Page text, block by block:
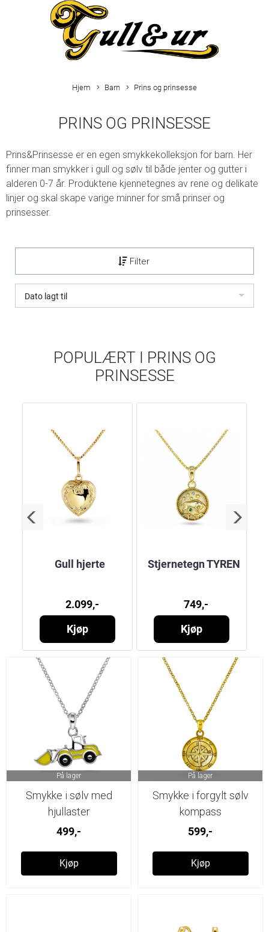
Hjem Barn Prins og prinsesse
PRINS OG PRINSESSE
Prins&Prinsesse er en egen smykkekolleksjon for barn. Her
finner man smykker i gull og sølv til både jenter og gutter i
alderen 0-7 år. Produktene kjennetegnes av rene og delikate
linjer og skal skape varige minner for små prinser og
prinsesser.
Filter
Dato lagt til
POPULÆRT I PRINS OG
PRINSESSE
Gull hjerte
2.099,-
Kjøp
Stjernetegn TYREN
749,-
Kjøp
På lager
Smykke i sølv med
hjullaster
499,-
Kjøp
På lager
Smykke i forgylt sølv
kompass
599,-
Kjøp